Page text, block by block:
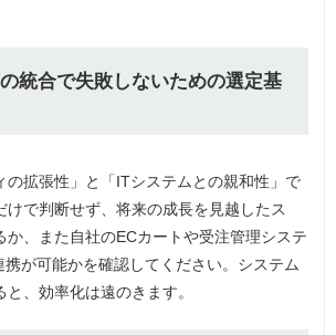
統合で失敗しないための選定基
の拡張性」と「ITシステムとの親和性」で
けで判断せず、将来の成長を見越したス
か、また自社のECカートや受注管理システ
携が可能かを確認してください。システム
、効率化は遠のきます。